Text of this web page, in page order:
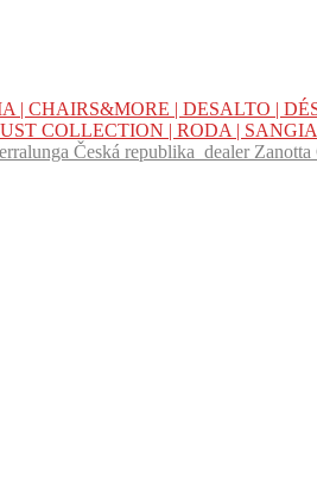
| CHAIRS&MORE | DESALTO |
COLLECTION | RODA |
Česká republika dealer